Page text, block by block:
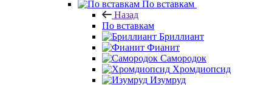
По вставкам
Назад
По вставкам
Бриллиант
Фианит
Самородок
Хромдиопсид
Изумруд